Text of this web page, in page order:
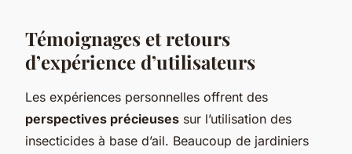
Témoignages et retours
d’expérience d’utilisateurs
Les expériences personnelles offrent des
perspectives précieuses sur l’utilisation des
insecticides à base d’ail. Beaucoup de jardiniers